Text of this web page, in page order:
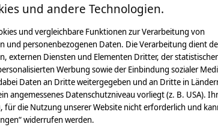
und andere Technologien.
und vergleichbare Funktionen zur Verarbeitung von
und personenbezogenen Daten. Die Verarbeitung dient
externen Diensten und Elementen Dritter, der
Werbung sowie der Einbindung sozialer
Daten an Dritte weitergegeben und an Dritte in
angemessenes Datenschutzniveau vorliegt (z. B. USA).
für die Nutzung unserer Website nicht erforderlich und
widerrufen werden.